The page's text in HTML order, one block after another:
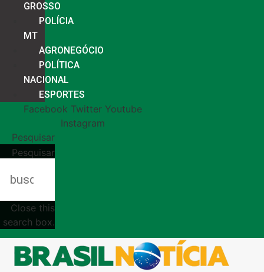
GROSSO
POLÍCIA
MT
AGRONEGÓCIO
POLÍTICA
NACIONAL
ESPORTES
Facebook Twitter Youtube
Instagram
Pesquisar
Pesquisar
Close this
search box.